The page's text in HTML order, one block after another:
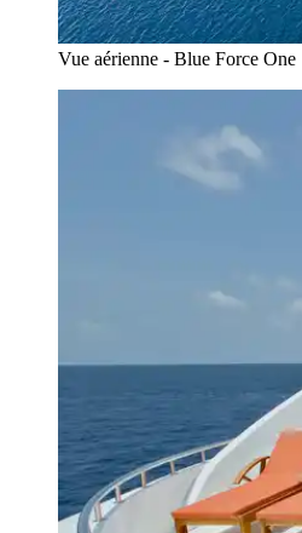
Vue aérienne - Blue Force One